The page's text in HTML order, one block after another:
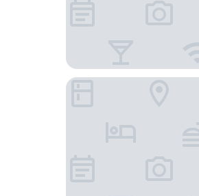
東京灣潮見王子大飯店